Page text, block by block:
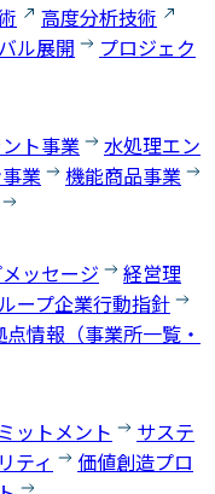
高度分析技術
ル展開
プロジェク
ト事業
水処理エン
業
機能商品事業
ッセージ
経営理
ープ企業行動指針
点情報（事業所一覧・
ットメント
サステ
ティ
価値創造プロ